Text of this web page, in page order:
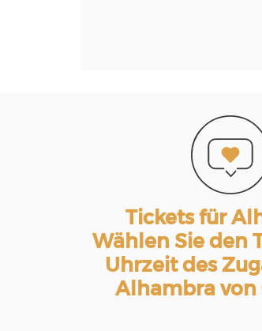
Tickets für
Wählen Sie den
Uhrzeit des
Alhambra von